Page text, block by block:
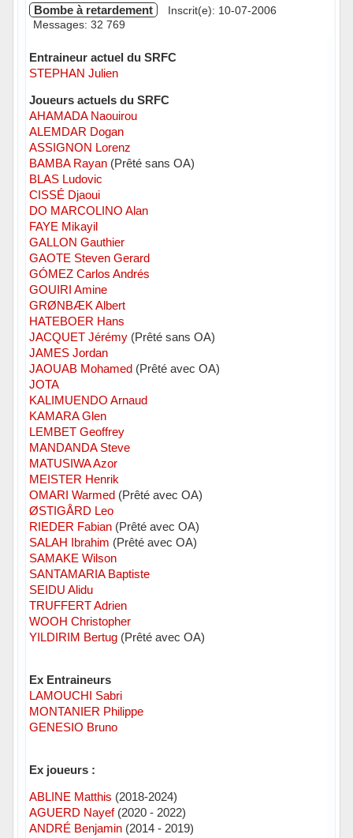
Bombe à retardement
Inscrit(e): 10-07-2006
Messages: 32 769
Entraineur actuel du SRFC
STEPHAN Julien
Joueurs actuels du SRFC
AHAMADA Naouirou
ALEMDAR Dogan
ASSIGNON Lorenz
BAMBA Rayan(Prêté sans OA)
BLAS Ludovic
CISSÉ Djaoui
DO MARCOLINO Alan
FAYE Mikayil
GALLON Gauthier
GAOTE Steven Gerard
GÓMEZ Carlos Andrés
GOUIRI Amine
GRØNBÆK Albert
HATEBOER Hans
JACQUET Jérémy(Prêté sans OA)
JAMES Jordan
JAOUAB Mohamed(Prêté avec OA)
JOTA
KALIMUENDO Arnaud
KAMARA Glen
LEMBET Geoffrey
MANDANDA Steve
MATUSIWA Azor
MEISTER Henrik
OMARI Warmed(Prêté avec OA)
ØSTIGÅRD Leo
RIEDER Fabian(Prêté avec OA)
SALAH Ibrahim (Prêté avec OA)
SAMAKE Wilson
SANTAMARIA Baptiste
SEIDU Alidu
TRUFFERT Adrien
WOOH Christopher
YILDIRIM Bertug(Prêté avec OA)
Ex Entraineurs
LAMOUCHI Sabri
MONTANIER Philippe
GENESIO Bruno
Ex joueurs :
ABLINE Matthis (2018-2024)
AGUERD Nayef(2020 - 2022)
ANDRÉ Benjamin(2014 - 2019)